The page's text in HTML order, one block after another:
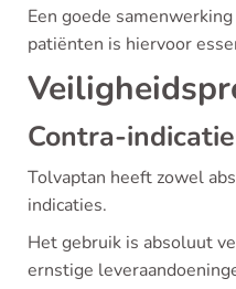
Een goede
patiënten is hiervoor
Contra-
Tolvaptan heeft zowel
indicaties.
Het gebruik is absoluut
ernstige